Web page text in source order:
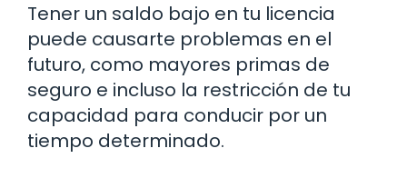
Tener un saldo bajo en tu licencia
puede causarte problemas en el
futuro, como mayores primas de
seguro e incluso la restricción de tu
capacidad para conducir por un
tiempo determinado.